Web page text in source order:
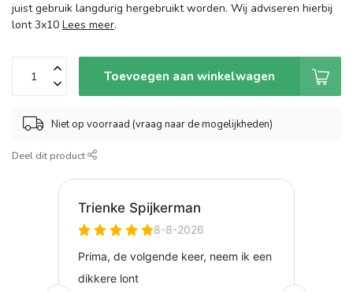
juist gebruik langdurig hergebruikt worden. Wij adviseren hierbij
lont 3x10 Lees meer.
Toevoegen aan winkelwagen
Niet op voorraad (vraag naar de mogelijkheden)
Deel dit product